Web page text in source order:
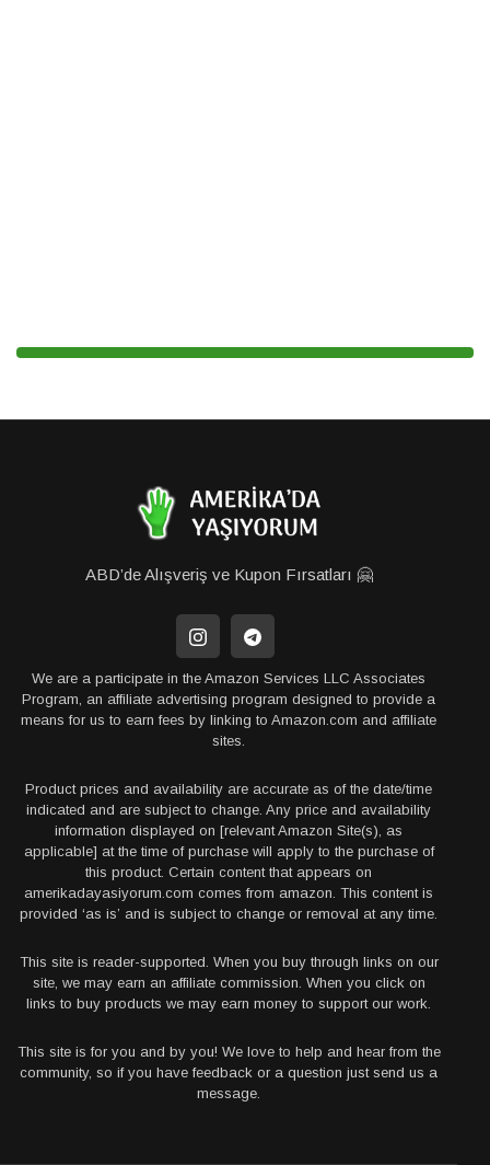
ABD’de Alışveriş ve Kupon Fırsatları 🤗
We are a participate in the Amazon Services LLC Associates
Program, an affiliate advertising program designed to provide a
means for us to earn fees by linking to Amazon.com and affiliate
sites.
Product prices and availability are accurate as of the date/time
indicated and are subject to change. Any price and availability
information displayed on [relevant Amazon Site(s), as
applicable] at the time of purchase will apply to the purchase of
this product. Certain content that appears on
amerikadayasiyorum.com comes from amazon. This content is
provided ‘as is’ and is subject to change or removal at any time.
This site is reader-supported. When you buy through links on our
site, we may earn an affiliate commission. When you click on
links to buy products we may earn money to support our work.
This site is for you and by you! We love to help and hear from the
community, so if you have feedback or a question just send us a
message.